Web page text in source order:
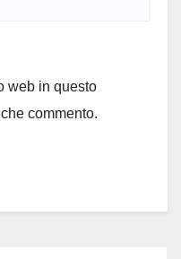
web in questo
commento.